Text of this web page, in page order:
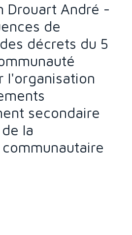
Drouart André -
de
décrets du 5
l'organisation
secondaire
la